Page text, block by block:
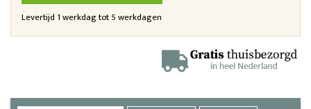
Levertijd 1 werkdag tot 5 werkdagen